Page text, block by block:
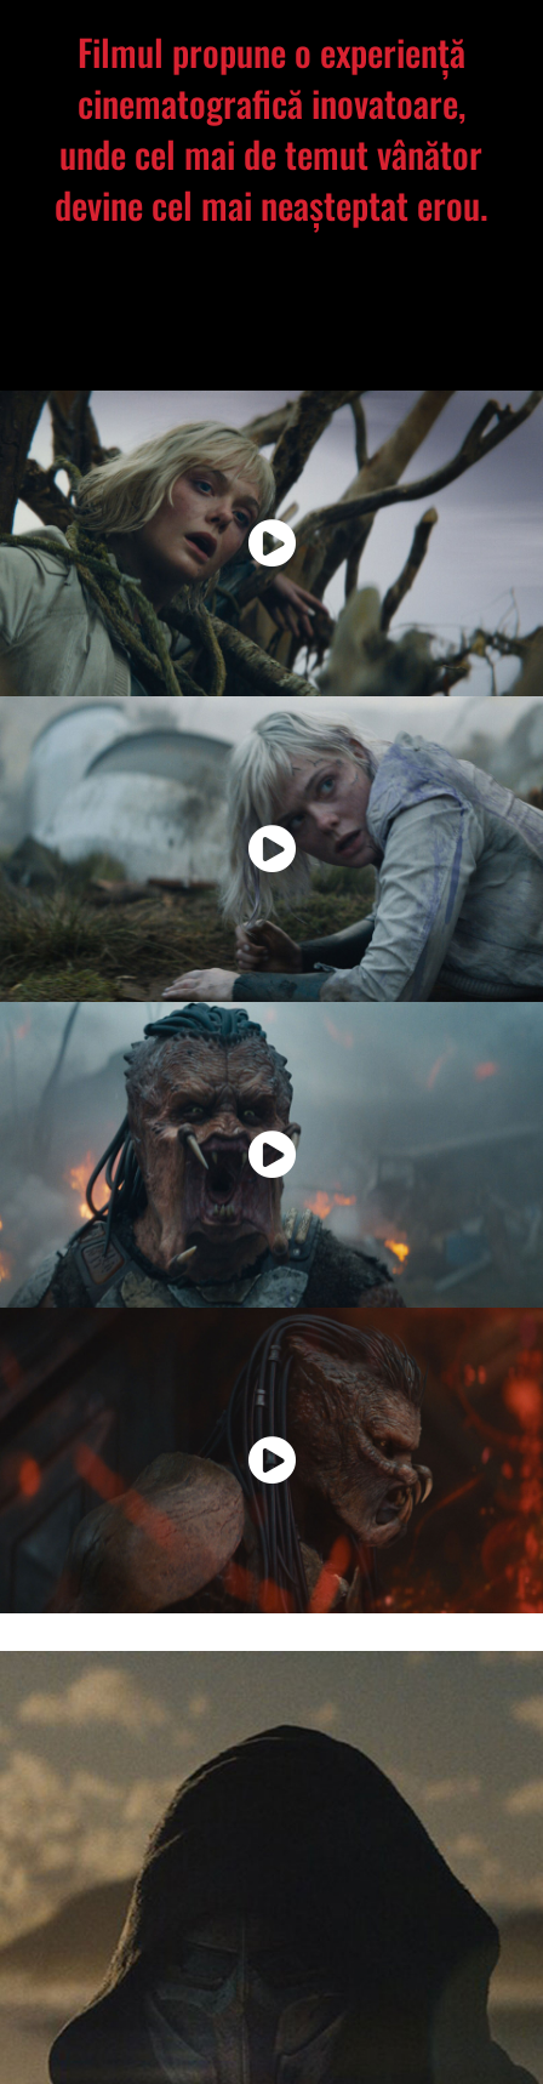
Filmul propune o experiență
cinematografică inovatoare,
unde cel mai de temut vânător
devine cel mai neașteptat erou.